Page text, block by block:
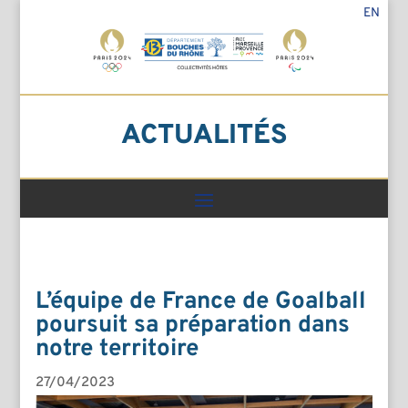
EN
ACTUALITÉS
L’équipe de France de Goalball
poursuit sa préparation dans
notre territoire
27/04/2023